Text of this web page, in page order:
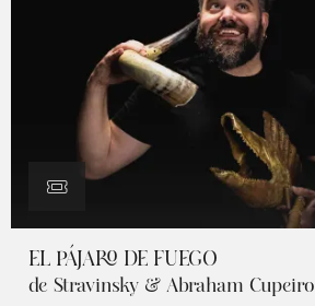
EL PÁJARO DE FUEGO
de Stravinsky & Abraham Cupeiro